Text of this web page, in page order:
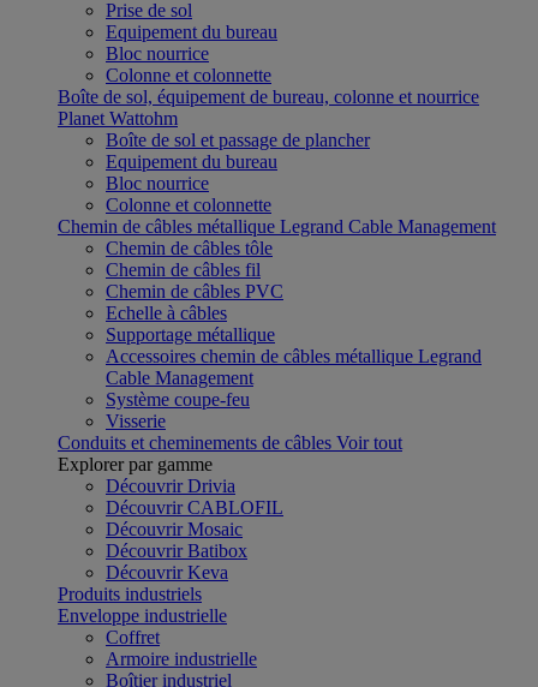
Prise de sol
Equipement du bureau
Bloc nourrice
Colonne et colonnette
Boîte de sol, équipement de bureau, colonne et nourrice
Planet Wattohm
Boîte de sol et passage de plancher
Equipement du bureau
Bloc nourrice
Colonne et colonnette
Chemin de câbles métallique Legrand Cable Management
Chemin de câbles tôle
Chemin de câbles fil
Chemin de câbles PVC
Echelle à câbles
Supportage métallique
Accessoires chemin de câbles métallique Legrand
Cable Management
Système coupe-feu
Visserie
Conduits et cheminements de câbles Voir tout
Explorer par gamme
Découvrir Drivia
Découvrir CABLOFIL
Découvrir Mosaic
Découvrir Batibox
Découvrir Keva
Produits industriels
Enveloppe industrielle
Coffret
Armoire industrielle
Boîtier industriel